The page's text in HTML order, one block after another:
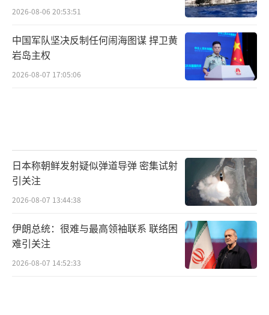
2026-08-06 20:53:51
中国军队坚决反制任何闹海图谋 捍卫黄
岩岛主权
2026-08-07 17:05:06
日本称朝鲜发射疑似弹道导弹 密集试射
引关注
2026-08-07 13:44:38
伊朗总统：很难与最高领袖联系 联络困
难引关注
2026-08-07 14:52:33